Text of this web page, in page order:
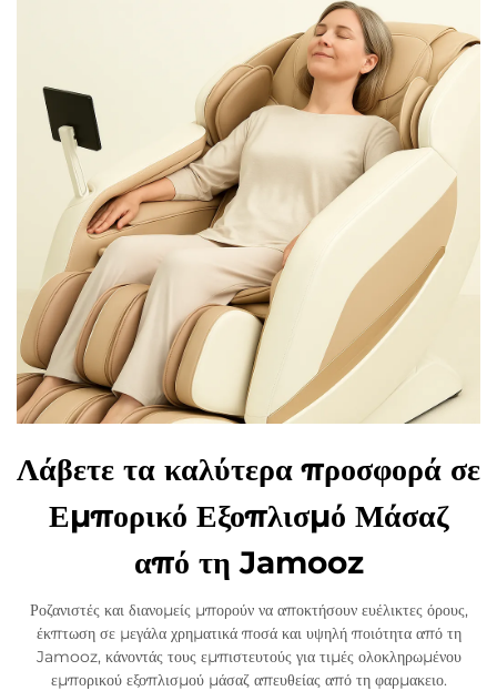
Λάβετε τα καλύτερα προσφορά σε
Εμπορικό Εξοπλισμό Μάσαζ
από τη Jamooz
Ροζανιστές και διανομείς μπορούν να αποκτήσουν ευέλικτες όρους,
έκπτωση σε μεγάλα χρηματικά ποσά και υψηλή ποιότητα από τη
Jamooz, κάνοντάς τους εμπιστευτούς για τιμές ολοκληρωμένου
εμπορικού εξοπλισμού μάσαζ απευθείας από τη φαρμακειο.